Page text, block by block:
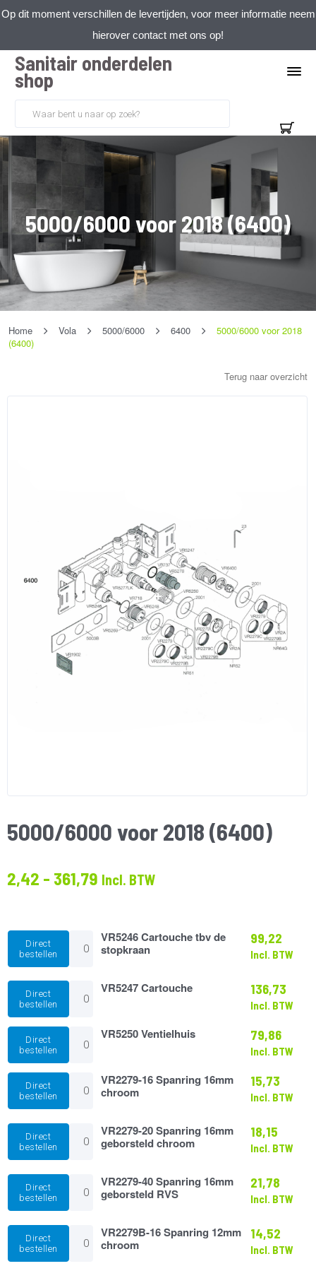
Op dit moment verschillen de levertijden, voor meer informatie neem
hierover contact met ons op!
Sanitair onderdelen
shop
5000/6000 voor 2018 (6400)
Home Vola 5000/6000 6400
5000/6000 voor 2018
(6400)
Terug naar overzicht
5000/6000 voor 2018 (6400)
2,42 - 361,79 Prijsklasse:
€361.79
Incl. BTW
Direct
bestellen
VR5246
Cartouche
tbv
stopkraan
aantal
VR5246 Cartouche tbv de
stopkraan
99,22
Incl. BTW
Direct
bestellen
VR5247
Cartouche
aantal
VR5247 Cartouche 136,73
Incl. BTW
Direct
bestellen
VR5250
Ventielhuis
aantal
VR5250 Ventielhuis 79,86
Incl. BTW
Direct
bestellen
VR2279-
Spanring
chroom
aantal
VR2279-16 Spanring 16mm
chroom
15,73
Incl. BTW
Direct
bestellen
VR2279-
Spanring
geborsteld
chroom
aantal
VR2279-20 Spanring 16mm
geborsteld chroom
18,15
Incl. BTW
Direct
bestellen
VR2279-
Spanring
geborsteld
RVS
aantal
VR2279-40 Spanring 16mm
geborsteld RVS
21,78
Incl. BTW
Direct
bestellen
VR2279B-
Spanring
VR2279B-16 Spanring 12mm
chroom
14,52
Incl. BTW